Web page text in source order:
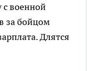
с военной
за бойцом
Длятся